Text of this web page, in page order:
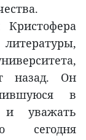
назад. Он
в
и уважать
сегодня